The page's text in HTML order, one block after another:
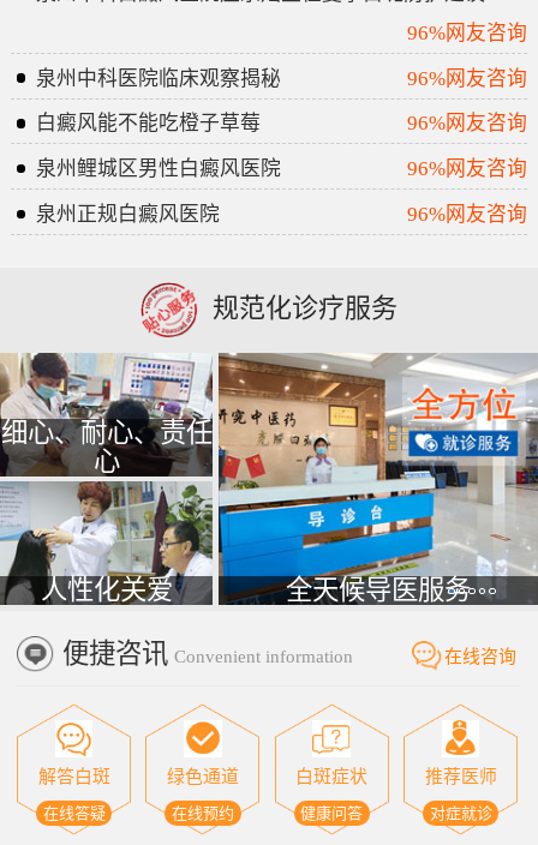
96%网友咨询
泉州中科医院临床观察揭秘
96%网友咨询
白癜风能不能吃橙子草莓
96%网友咨询
泉州鲤城区男性白癜风医院
96%网友咨询
泉州正规白癜风医院
96%网友咨询
规范化诊疗服务
细心、耐心、责任
心
人性化关爱 全天候导医服务
便捷咨讯 Convenient information 在线咨询
解答白斑
在线答疑
绿色通道
在线预约
白斑症状
健康问答
推荐医师
对症就诊